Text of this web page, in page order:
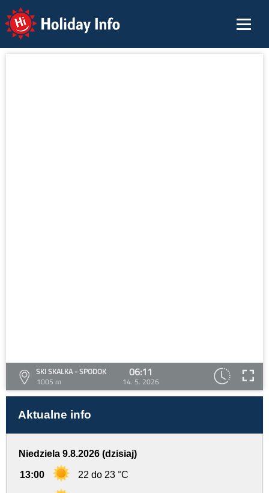
Holiday Info
SKI SKALKA - SPODOK
1005 m
06:11
14. 5. 2026
Aktualne info
Niedziela 9.8.2026 (dzisiaj)
13:00 22 do 23 °C